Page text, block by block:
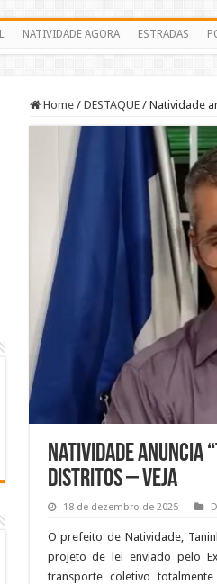
NATIVIDADE AGORA ESTRADAS
Home / DESTAQUE / Natividade
Natividade anuncia
distritos – VEJA
18 de dezembro de 2025
O prefeito de Natividade,
projeto de lei enviado pelo
transporte coletivo